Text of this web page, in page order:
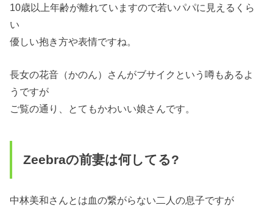
10歳以上年齢が離れていますので若いパパに見えるくら
い
優しい抱き方や表情ですね。
長女の花音（かのん）さんがブサイクという噂もあるよ
うですが
ご覧の通り、とてもかわいい娘さんです。
Zeebraの前妻は何してる?
中林美和さんとは血の繋がらない二人の息子ですが